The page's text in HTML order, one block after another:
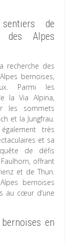
de
des Alpes
recherche des
bernoises,
Parmi les
la Via Alpina,
les sommets
et la Jungfrau.
très
et sa
de défis
offrant
et de Thun.
bernoises
au cœur d’une
en